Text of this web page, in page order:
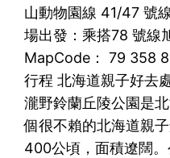
山動物園線 41/47 號
場出發：乘搭78 號線
MapCode： 79 358
行程 北海道親子好去
瀧野鈴蘭丘陵公園是
個很不賴的北海道親
400公頃，面積遼闊